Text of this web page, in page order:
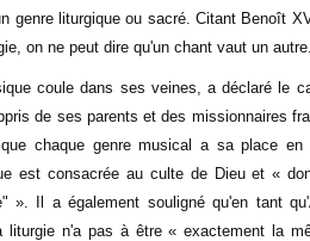
genre liturgique ou sacré. Citant Benoît
on ne peut dire qu'un chant vaut un
coule dans ses veines, a déclaré le
de ses parents et des missionnaires
chaque genre musical a sa place
est consacrée au culte de Dieu et «
». Il a également souligné qu'en tant
liturgie n'a pas à être « exactement la